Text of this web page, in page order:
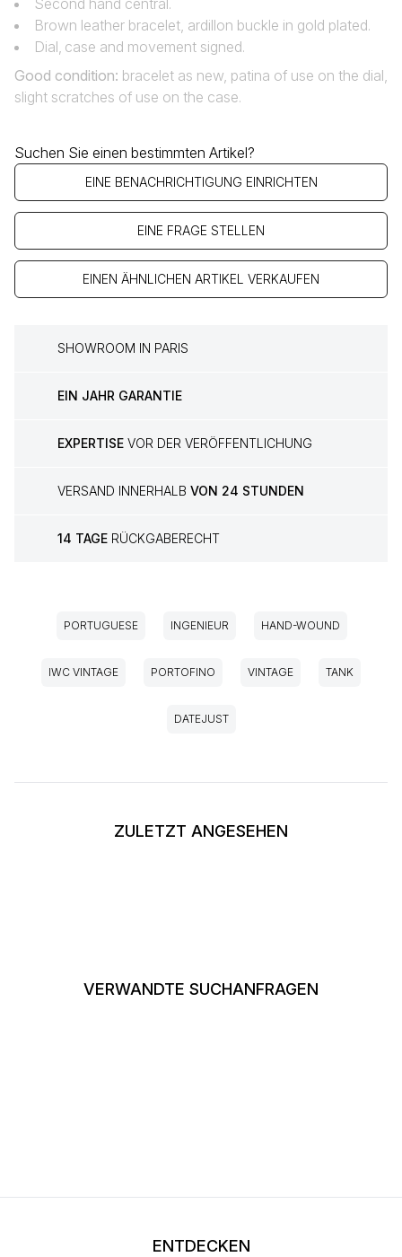
Second hand central.
Brown leather bracelet, ardillon buckle in gold plated.
Dial‚ case and movement signed.
Good condition: bracelet as new, patina of use on the dial,
slight scratches of use on the case.
Suchen Sie einen bestimmten Artikel?
EINE BENACHRICHTIGUNG EINRICHTEN
EINE FRAGE STELLEN
EINEN ÄHNLICHEN ARTIKEL VERKAUFEN
SHOWROOM IN PARIS
EIN JAHR GARANTIE
EXPERTISE VOR DER VERÖFFENTLICHUNG
VERSAND INNERHALB VON 24 STUNDEN
14 TAGE RÜCKGABERECHT
PORTUGUESE INGENIEUR HAND-WOUND
IWC VINTAGE PORTOFINO VINTAGE TANK
DATEJUST
ZULETZT ANGESEHEN
VERWANDTE SUCHANFRAGEN
ENTDECKEN